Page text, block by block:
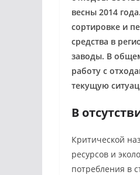
весны 2014
сортировке и
средства в
заводы. В
работу с
текущую
В
Критической
ресурсов и
потребления в